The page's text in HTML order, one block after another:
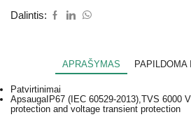
Dalintis:
APRAŠYMAS PAPILDOMA
Patvirtinimai
ApsaugaIP67 (IEC 60529-2013),TVS 6000
protection and voltage transient protection